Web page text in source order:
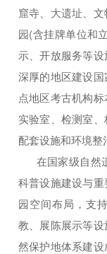
窟寺、大遗址、
园(含挂牌单位和
示、开放服务等
深厚的地区建设
点地区考古机构
实验室、检测室
配套设施和环境整
在国家级自然
科普设施建设与
园空间布局，支
教、展陈展示等
然保护地体系建